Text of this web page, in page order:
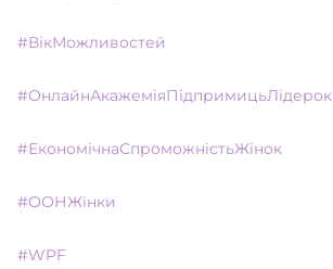
#ВікМожливостей
#ОнлайнАкажеміяПідпримицьЛідерок
#ЕкономічнаСпроможністьЖінок
#ООНЖінки
#WPF